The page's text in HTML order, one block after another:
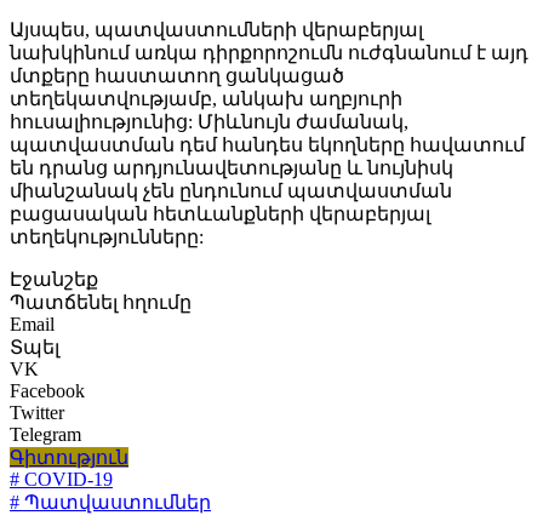
Այսպես, պատվաստումների վերաբերյալ
նախկինում առկա դիրքորոշումն ուժգնանում է այդ
մտքերը հաստատող ցանկացած
տեղեկատվությամբ, անկախ աղբյուրի
հուսալիությունից: Միևնույն ժամանակ,
պատվաստման դեմ հանդես եկողները հավատում
են դրանց արդյունավետությանը և նույնիսկ
միանշանակ չեն ընդունում պատվաստման
բացասական հետևանքների վերաբերյալ
տեղեկությունները:
Էջանշեք
Պատճենել հղումը
Email
Տպել
VK
Facebook
Twitter
Telegram
Գիտություն
# COVID-19
# Պատվաստումներ